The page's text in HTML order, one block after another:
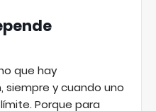
que hay
siempre y cuando uno
Porque para